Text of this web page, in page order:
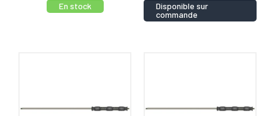
En stock
Disponible sur
commande